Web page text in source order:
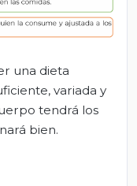
una dieta
variada y
tendrá los
bien.